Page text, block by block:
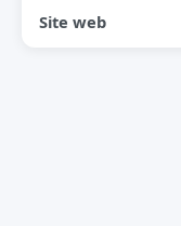
Site web